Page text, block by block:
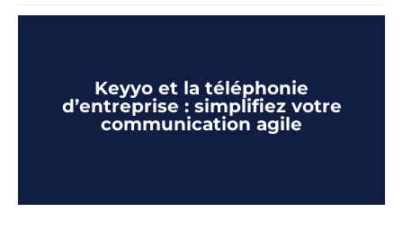
Keyyo et la téléphonie
d’entreprise : simplifiez votre
communication agile